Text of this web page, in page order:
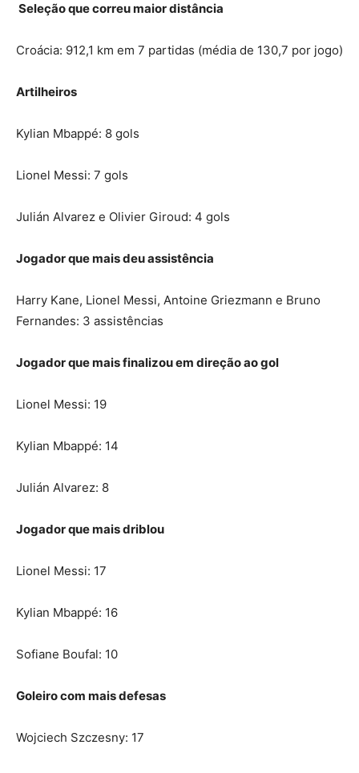
Seleção que correu maior distância
Croácia: 912,1 km em 7 partidas (média de 130,7 por jogo)
Artilheiros
Kylian Mbappé: 8 gols
Lionel Messi: 7 gols
Julián Alvarez e Olivier Giroud: 4 gols
Jogador que mais deu assistência
Harry Kane, Lionel Messi, Antoine Griezmann e Bruno
Fernandes: 3 assistências
Jogador que mais finalizou em direção ao gol
Lionel Messi: 19
Kylian Mbappé: 14
Julián Alvarez: 8
Jogador que mais driblou
Lionel Messi: 17
Kylian Mbappé: 16
Sofiane Boufal: 10
Goleiro com mais defesas
Wojciech Szczesny: 17